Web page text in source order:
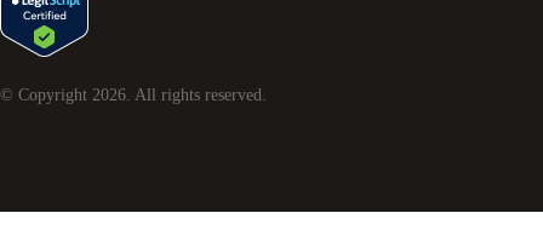
© Copyright 2026 . All rights reserved.